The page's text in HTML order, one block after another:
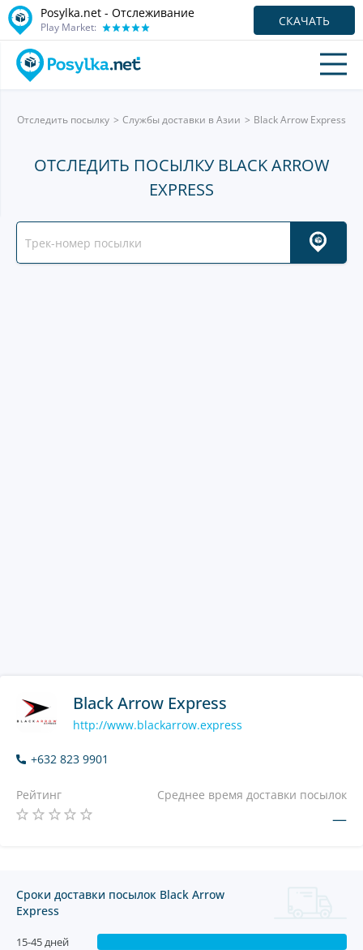
Posylka.net - Отслеживание
Play Market: СКАЧАТЬ
Отследить посылку Службы доставки в Азии Black Arrow Express
ОТСЛЕДИТЬ ПОСЫЛКУ BLACK ARROW
EXPRESS
Black Arrow Express
http://www.blackarrow.express
+632 823 9901
Рейтинг Среднее время доставки посылок
—
Сроки доставки посылок Black Arrow
Express
15-45 дней